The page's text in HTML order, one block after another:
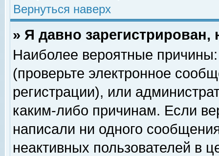
Вернуться наверх
» Я давно
Наиболее вероятные
(проверьте электронное
регистрации), или
каким-либо причинам. Если
написали ни одного
неактивных пользователей в